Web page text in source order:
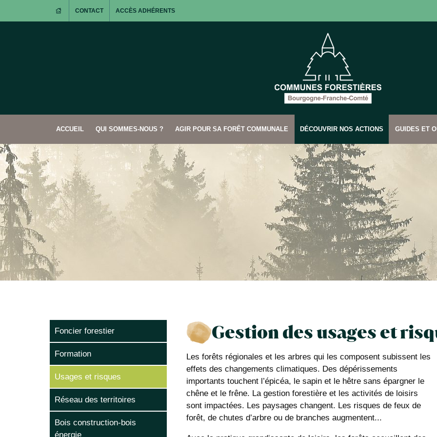
CONTACT ACCÈS ADHÉRENTS
ACCUEIL QUI SOMMES-NOUS ? AGIR POUR SA FORÊT COMMUNALE DÉCOUVRIR NOS ACTIONS GUIDES ET
Foncier forestier
Formation
Usages et risques
Réseau des territoires
Bois construction-bois
énergie
Gestion des usages et
Les forêts régionales et les arbres qui les composent subissent les
effets des changements climatiques. Des dépérissements
importants touchent l’épicéa, le sapin et le hêtre sans épargner le
chêne et le frêne. La gestion forestière et les activités de loisirs
sont impactées. Les paysages changent. Les risques de feux de
forêt, de chutes d’arbre ou de branches augmentent...